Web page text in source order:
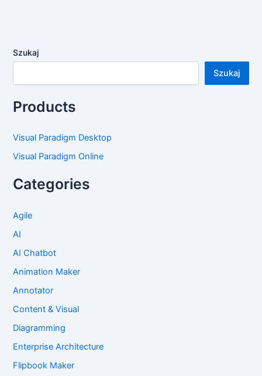
Szukaj
Szukaj
Products
Visual Paradigm Desktop
Visual Paradigm Online
Categories
Agile
AI
AI Chatbot
Animation Maker
Annotator
Content & Visual
Diagramming
Enterprise Architecture
Flipbook Maker